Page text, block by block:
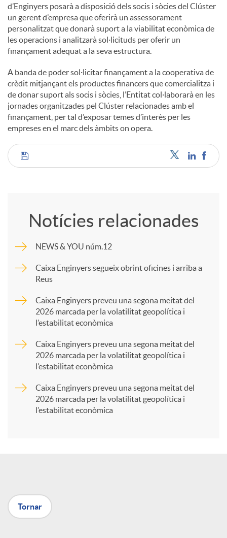
d’Enginyers posarà a disposició dels socis i sòcies del Clúster
un gerent d’empresa que oferirà un assessorament
personalitzat que donarà suport a la viabilitat econòmica de
les operacions i analitzarà sol·licituds per oferir un
finançament adequat a la seva estructura.
A banda de poder sol·licitar finançament a la cooperativa de
crèdit mitjançant els productes financers que comercialitza i
de donar suport als socis i sòcies, l’Entitat col·laborarà en les
jornades organitzades pel Clúster relacionades amb el
finançament, per tal d’exposar temes d’interès per les
empreses en el marc dels àmbits on opera.
C
p
a
X
Notícies relacionades
NEWS & YOU núm.12
Caixa Enginyers segueix obrint oficines i arriba a
Reus
Caixa Enginyers preveu una segona meitat del
2026 marcada per la volatilitat geopolítica i
l’estabilitat econòmica
Caixa Enginyers preveu una segona meitat del
2026 marcada per la volatilitat geopolítica i
l’estabilitat econòmica
Caixa Enginyers preveu una segona meitat del
2026 marcada per la volatilitat geopolítica i
l’estabilitat econòmica
Tornar